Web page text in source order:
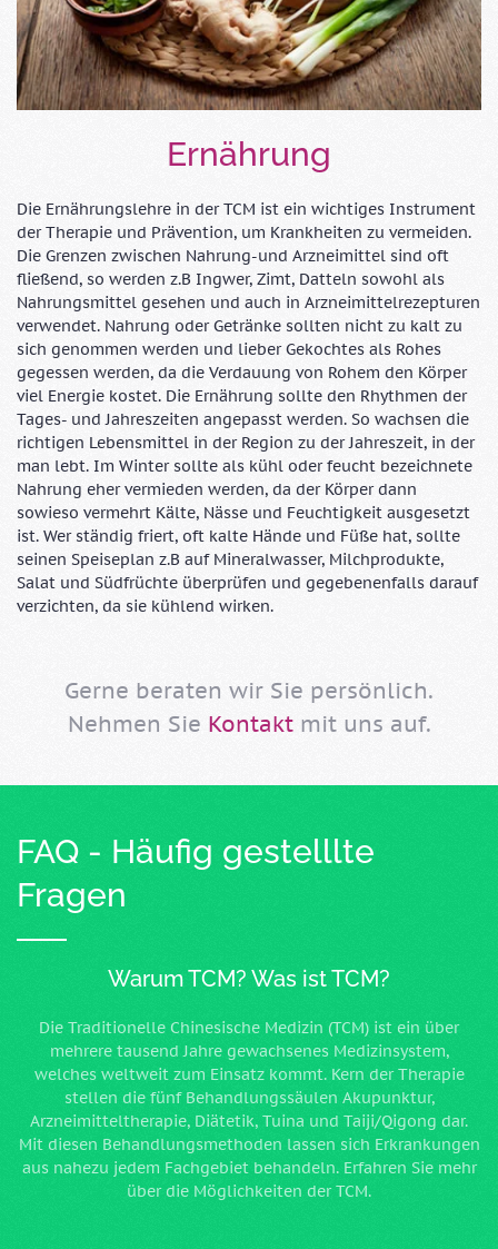
Ernährung
Die Ernährungslehre in der TCM ist ein wichtiges Instrument
der Therapie und Prävention, um Krankheiten zu vermeiden.
Die Grenzen zwischen Nahrung-und Arzneimittel sind oft
fließend, so werden z.B Ingwer, Zimt, Datteln sowohl als
Nahrungsmittel gesehen und auch in Arzneimittelrezepturen
verwendet. Nahrung oder Getränke sollten nicht zu kalt zu
sich genommen werden und lieber Gekochtes als Rohes
gegessen werden, da die Verdauung von Rohem den Körper
viel Energie kostet. Die Ernährung sollte den Rhythmen der
Tages- und Jahreszeiten angepasst werden. So wachsen die
richtigen Lebensmittel in der Region zu der Jahreszeit, in der
man lebt. Im Winter sollte als kühl oder feucht bezeichnete
Nahrung eher vermieden werden, da der Körper dann
sowieso vermehrt Kälte, Nässe und Feuchtigkeit ausgesetzt
ist. Wer ständig friert, oft kalte Hände und Füße hat, sollte
seinen Speiseplan z.B auf Mineralwasser, Milchprodukte,
Salat und Südfrüchte überprüfen und gegebenenfalls darauf
verzichten, da sie kühlend wirken.
Gerne beraten wir Sie persönlich.
Nehmen Sie Kontaktmit uns auf.
FAQ - Häufig gestelllte
Fragen
Warum TCM? Was ist TCM?
Die Traditionelle Chinesische Medizin (TCM) ist ein über
mehrere tausend Jahre gewachsenes Medizinsystem,
welches weltweit zum Einsatz kommt. Kern der Therapie
stellen die fünf Behandlungssäulen Akupunktur,
Arzneimitteltherapie, Diätetik, Tuina und Taiji/Qigong dar.
Mit diesen Behandlungsmethoden lassen sich Erkrankungen
aus nahezu jedem Fachgebiet behandeln. Erfahren Sie mehr
über die Möglichkeiten der TCM.